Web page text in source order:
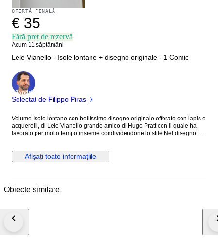
OFERTĂ FINALĂ
€ 35
Fără preț de rezervă
Acum 11 săptămâni
Lele Vianello - Isole lontane + disegno originale - 1 Comic
Expert
Selectat de Filippo Piras
Volume Isole lontane con bellissimo disegno originale efferato con lapis e
acquerelli, di Lele Vianello grande amico di Hugo Pratt con il quale ha
lavorato per molto tempo insieme condividendone lo stile Nel disegno è
imbottitura adeguata
Afișați toate informațiile
Obiecte similare